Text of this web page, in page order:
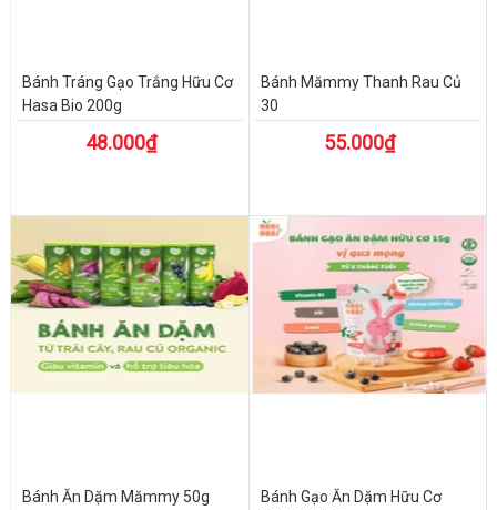
Bánh Tráng Gạo Trắng Hữu Cơ
Hasa Bio 200g
48.000₫
Bánh Mămmy Thanh Rau Củ
30
55.000₫
Bánh Ăn Dặm Mămmy 50g
Bánh Gạo Ăn Dặm Hữu Cơ